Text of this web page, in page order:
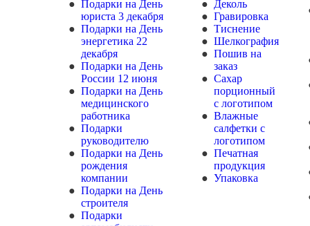
Подарки на День
юриста 3 декабря
Подарки на День
энергетика 22
декабря
Подарки на День
России 12 июня
Подарки на День
медицинского
работника
Подарки
руководителю
Подарки на День
рождения
компании
Подарки на День
строителя
Подарки
Деколь
Гравировка
Тиснение
Шелкография
Пошив на
заказ
Сахар
порционный
с логотипом
Влажные
салфетки с
логотипом
Печатная
продукция
Упаковка